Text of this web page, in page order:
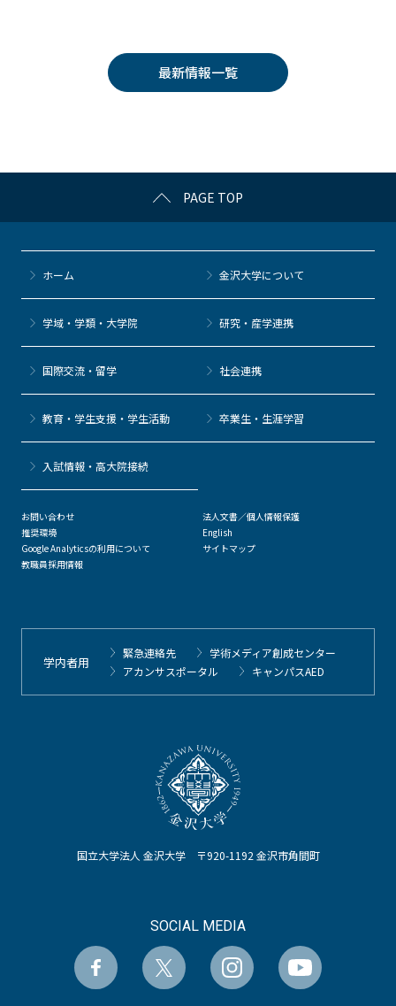
k
erk
et
n
a
最新情報一覧
PAGE TOP
国立大学法人 金沢大学 〒920-1192 金沢市角間町
SOCIAL MEDIA
ホーム 金沢大学について
学域・学類・大学院 研究・産学連携
国際交流・留学 社会連携
教育・学生支援・学生活動 卒業生・生涯学習
⼊試情報・高大院接続
お問い合わせ
推奨環境
Google Analyticsの利用について
教職員採用情報
法人文書／個人情報保護
English
サイトマップ
学内者用
緊急連絡先
学術メディア創成センター
アカンサスポータル
キャンパスAED